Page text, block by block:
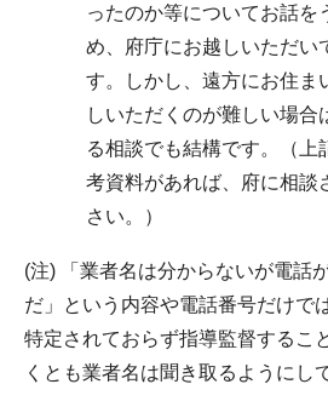
ったのか等についてお話を
め、府庁にお越しいただい
す。しかし、遠方にお住ま
しいただくのが難しい場合
る相談でも結構です。（上
考資料があれば、府に相談
さい。）
(注) 「業者名は分からないが電話
だ」という内容や電話番号だけで
特定されておらず指導監督するこ
くとも業者名は聞き取るようにし